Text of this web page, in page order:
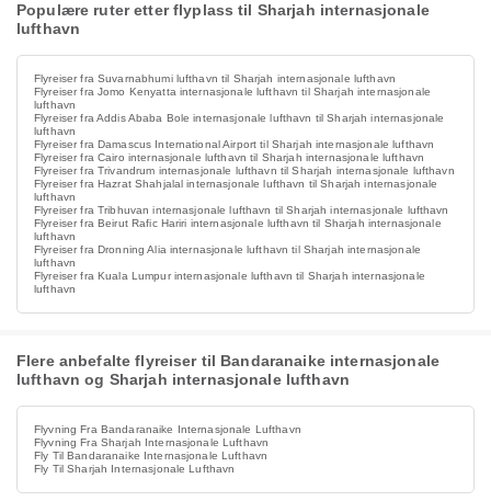
Populære ruter etter flyplass til Sharjah internasjonale
lufthavn
Flyreiser fra Suvarnabhumi lufthavn til Sharjah internasjonale lufthavn
Flyreiser fra Jomo Kenyatta internasjonale lufthavn til Sharjah internasjonale
lufthavn
Flyreiser fra Addis Ababa Bole internasjonale lufthavn til Sharjah internasjonale
lufthavn
Flyreiser fra Damascus International Airport til Sharjah internasjonale lufthavn
Flyreiser fra Cairo internasjonale lufthavn til Sharjah internasjonale lufthavn
Flyreiser fra Trivandrum internasjonale lufthavn til Sharjah internasjonale lufthavn
Flyreiser fra Hazrat Shahjalal internasjonale lufthavn til Sharjah internasjonale
lufthavn
Flyreiser fra Tribhuvan internasjonale lufthavn til Sharjah internasjonale lufthavn
Flyreiser fra Beirut Rafic Hariri internasjonale lufthavn til Sharjah internasjonale
lufthavn
Flyreiser fra Dronning Alia internasjonale lufthavn til Sharjah internasjonale
lufthavn
Flyreiser fra Kuala Lumpur internasjonale lufthavn til Sharjah internasjonale
lufthavn
Flere anbefalte flyreiser til Bandaranaike internasjonale
lufthavn og Sharjah internasjonale lufthavn
Flyvning Fra Bandaranaike Internasjonale Lufthavn
Flyvning Fra Sharjah Internasjonale Lufthavn
Fly Til Bandaranaike Internasjonale Lufthavn
Fly Til Sharjah Internasjonale Lufthavn